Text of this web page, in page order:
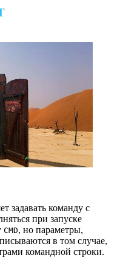
задавать команду с
при запуске
CMD, но параметры,
в том случае,
командной строки.